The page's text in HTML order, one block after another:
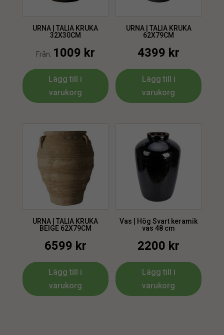
URNA | TALIA KRUKA
32X30CM
Från: 1009 kr
Lägg till i
varukorg
URNA | TALIA KRUKA
62X79CM
4399 kr
Lägg till i
varukorg
URNA | TALIA KRUKA
BEIGE 62X79CM
6599 kr
Lägg till i
varukorg
Vas | Hög Svart keramik
vas 48 cm
2200 kr
Lägg till i
varukorg